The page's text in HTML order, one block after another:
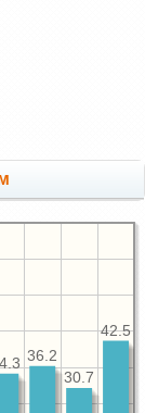
42.5
30.7
36.2